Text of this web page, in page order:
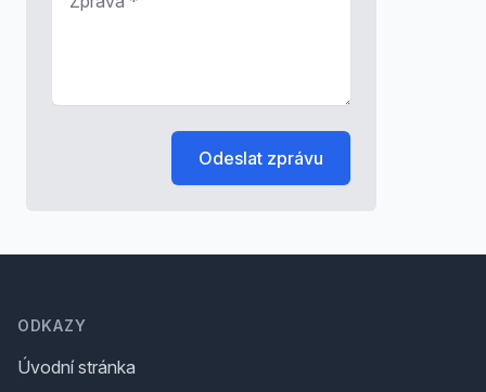
Odeslat zprávu
ODKAZY
Úvodní stránka